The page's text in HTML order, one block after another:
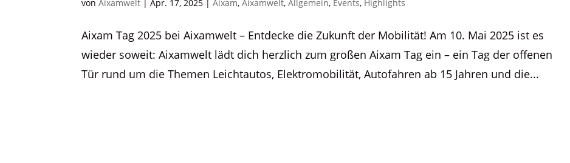
vonAixamwelt |Apr. 17, 2025 |Aixam,Aixamwelt,Allgemein, Events, Highlights
Aixam Tag 2025 bei Aixamwelt – Entdecke die Zukunft der Mobilität! Am 10. Mai 2025 ist es
wieder soweit: Aixamwelt lädt dich herzlich zum großen Aixam Tag ein – ein Tag der offenen
Tür rund um die Themen Leichtautos, Elektromobilität, Autofahren ab 15 Jahren und die...